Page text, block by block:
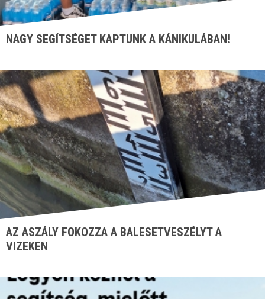
NAGY SEGÍTSÉGET KAPTUNK A KÁNIKULÁBAN!
AZ ASZÁLY FOKOZZA A BALESETVESZÉLYT A
VIZEKEN